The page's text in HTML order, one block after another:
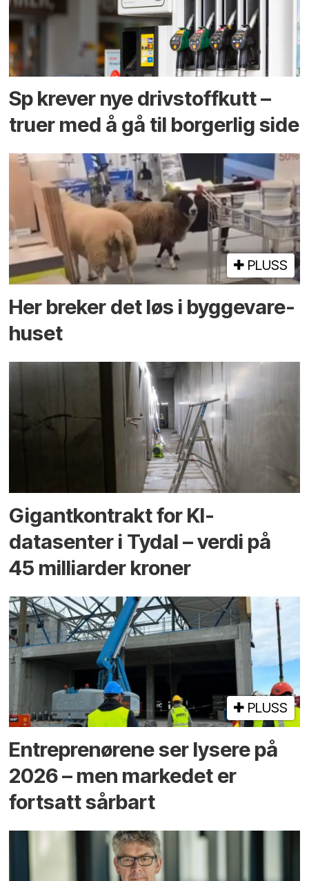
Sp krever nye drivstoffkutt –
truer med å gå til borgerlig side
PLUSS
Her breker det løs i bygge­vare­
huset
Gigantkontrakt for KI-
datasenter i Tydal – verdi på
45 milliarder kroner
PLUSS
Entreprenørene ser lysere på
2026 – men markedet er
fortsatt sårbart